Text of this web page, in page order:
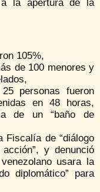
a la apertura de la
105%,
de 100 menores y
personas fueron
en 48 horas,
de un “baño de
Fiscalía de “diálogo
y denunció
usara la
diplomático” para